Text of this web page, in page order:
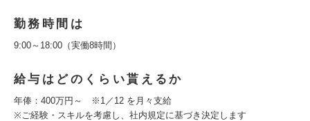
勤務時間は
9:00～18:00（実働8時間）
給与はどのくらい貰えるか
年俸：400万円～ ※1／12 を月々支給
※ご経験・スキルを考慮し、社内規定に基づき決定します